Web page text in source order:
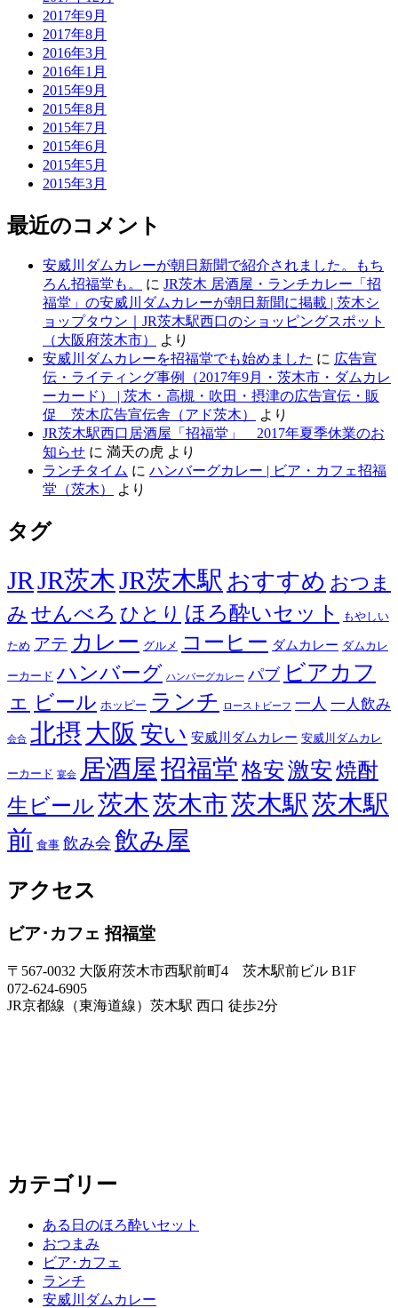
2017年9月
2017年8月
2016年3月
2016年1月
2015年9月
2015年8月
2015年7月
2015年6月
2015年5月
2015年3月
最近のコメント
安威川ダムカレーが朝日新聞で紹介されました。もち
ろん招福堂も。
に JR茨木 居酒屋・ランチカレー「招
福堂」の安威川ダムカレーが朝日新聞に掲載 | 茨木シ
ョップタウン｜JR茨木駅西口のショッピングスポット
（大阪府茨木市）
より
安威川ダムカレーを招福堂でも始めました に 広告宣
伝・ライティング事例（2017年9月・茨木市・ダムカレ
ーカード） | 茨木・高槻・吹田・摂津の広告宣伝・販
促 茨木広告宣伝舎（アド茨木）
より
JR茨木駅西口居酒屋「招福堂」 2017年夏季休業のお
知らせ に 満天の虎 より
ランチタイム に ハンバーグカレー | ビア・カフェ招福
堂（茨木）
より
タグ
JRJR茨木JR茨木駅 おすすめ おつま
み せんべろ ひとり ほろ酔いセット もやしい
ため アテ カレー グルメ コーヒー ダムカレー ダムカレ
ーカード ハンバーグ ハンバーグカレー パブ ビアカフ
ェ ビール ホッピー ランチ ローストビーフ 一人 一人飲み
会合 北摂 大阪 安い 安威川ダムカレー 安威川ダムカレ
ーカード 宴会 居酒屋招福堂格安激安焼酎
生ビール茨木茨木市茨木駅 茨木駅
前 食事 飲み会 飲み屋
アクセス
ビア･カフェ 招福堂
〒567-0032 大阪府茨木市西駅前町4 茨木駅前ビル B1F
072-624-6905
JR京都線（東海道線）茨木駅 西口 徒歩2分
カテゴリー
ある日のほろ酔いセット
おつまみ
ビア･カフェ
ランチ
安威川ダムカレー